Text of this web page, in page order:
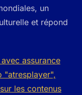
un
et répond